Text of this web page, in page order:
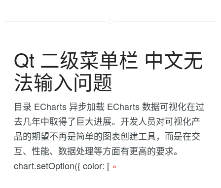
Qt 二级菜单栏 中文无
法输入问题
目录 ECharts 异步加载 ECharts 数据可视化在过
去几年中取得了巨大进展。开发人员对可视化产
品的期望不再是简单的图表创建工具，而是在交
互、性能、数据处理等方面有更高的要求。
chart.setOption({ color: [ »